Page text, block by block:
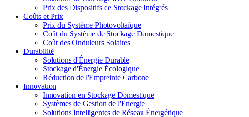
Prix des Dispositifs de Stockage Intégrés
Coûts et Prix
Prix du Système Photovoltaïque
Coût du Système de Stockage Domestique
Coût des Onduleurs Solaires
Durabilité
Solutions d'Énergie Durable
Stockage d'Énergie Écologique
Réduction de l'Empreinte Carbone
Innovation
Innovation en Stockage Domestique
Systèmes de Gestion de l'Énergie
Solutions Intelligentes de Réseau Énergétique